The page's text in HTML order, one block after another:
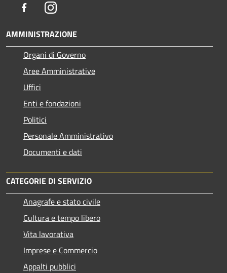
FacebookInstagram
AMMINISTRAZIONE
Organi di Governo
Aree Amministrative
Uffici
Enti e fondazioni
Politici
Personale Amministrativo
Documenti e dati
CATEGORIE DI SERVIZIO
Anagrafe e stato civile
Cultura e tempo libero
Vita lavorativa
Imprese e Commercio
Appalti pubblici